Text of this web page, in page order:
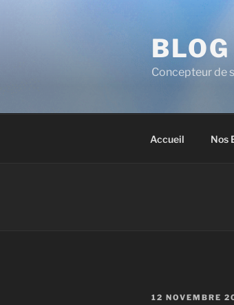
Concepteur de
Accueil Nos
12 NOVEMBRE